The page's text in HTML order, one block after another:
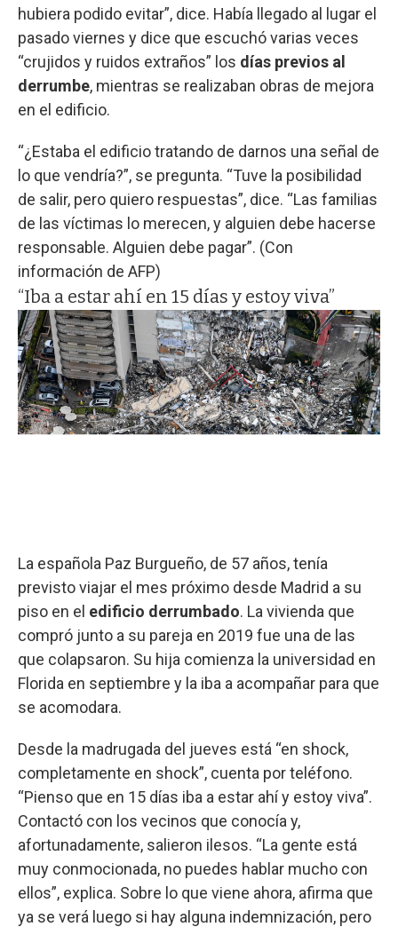
hubiera podido evitar”, dice. Había llegado al lugar el
pasado viernes y dice que escuchó varias veces
“crujidos y ruidos extraños” los días previos al
derrumbe, mientras se realizaban obras de mejora
en el edificio.
“¿Estaba el edificio tratando de darnos una señal de
lo que vendría?”, se pregunta. “Tuve la posibilidad
de salir, pero quiero respuestas”, dice. “Las familias
de las víctimas lo merecen, y alguien debe hacerse
responsable. Alguien debe pagar”. (Con
información de AFP)
“Iba a estar ahí en 15 días y estoy viva”
La española Paz Burgueño, de 57 años, tenía
previsto viajar el mes próximo desde Madrid a su
piso en el edificio derrumbado. La vivienda que
compró junto a su pareja en 2019 fue una de las
que colapsaron. Su hija comienza la universidad en
Florida en septiembre y la iba a acompañar para que
se acomodara.
Desde la madrugada del jueves está “en shock,
completamente en shock”, cuenta por teléfono.
“Pienso que en 15 días iba a estar ahí y estoy viva”.
Contactó con los vecinos que conocía y,
afortunadamente, salieron ilesos. “La gente está
muy conmocionada, no puedes hablar mucho con
ellos”, explica. Sobre lo que viene ahora, afirma que
ya se verá luego si hay alguna indemnización, pero